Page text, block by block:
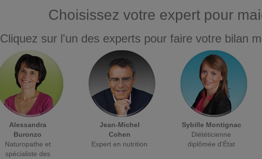
Choisissez votre expert pour
Cliquez sur l'un des experts pour faire votre bilan
Alessandra
Buronzo
Naturopathe et
spécialiste des
Jean-Michel
Cohen
Expert en nutrition
Sybille Montignac
Diététicienne
diplômée d'État